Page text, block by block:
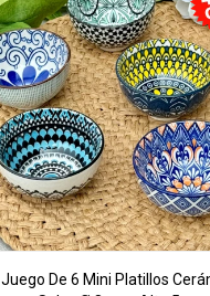
Juego De 6 Mini Platillos